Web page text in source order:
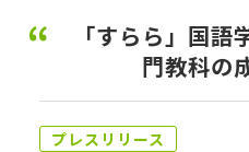
「すらら」国
門教科の
プレスリリース